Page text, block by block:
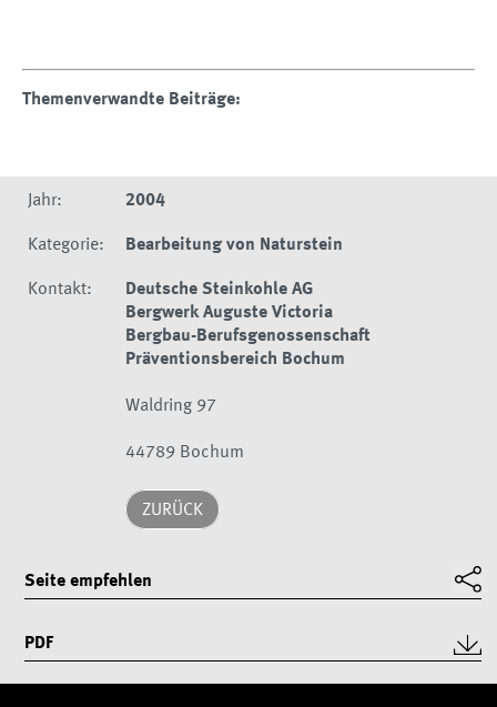
Themenverwandte Beiträge:
Jahr: 2004
Kategorie: Bearbeitung von Naturstein
Kontakt:
Deutsche Steinkohle AG
Bergwerk Auguste Victoria
Bergbau-Berufsgenossenschaft
Präventionsbereich Bochum
Waldring 97
44789 Bochum
ZURÜCK
Seite empfehlen
PDF